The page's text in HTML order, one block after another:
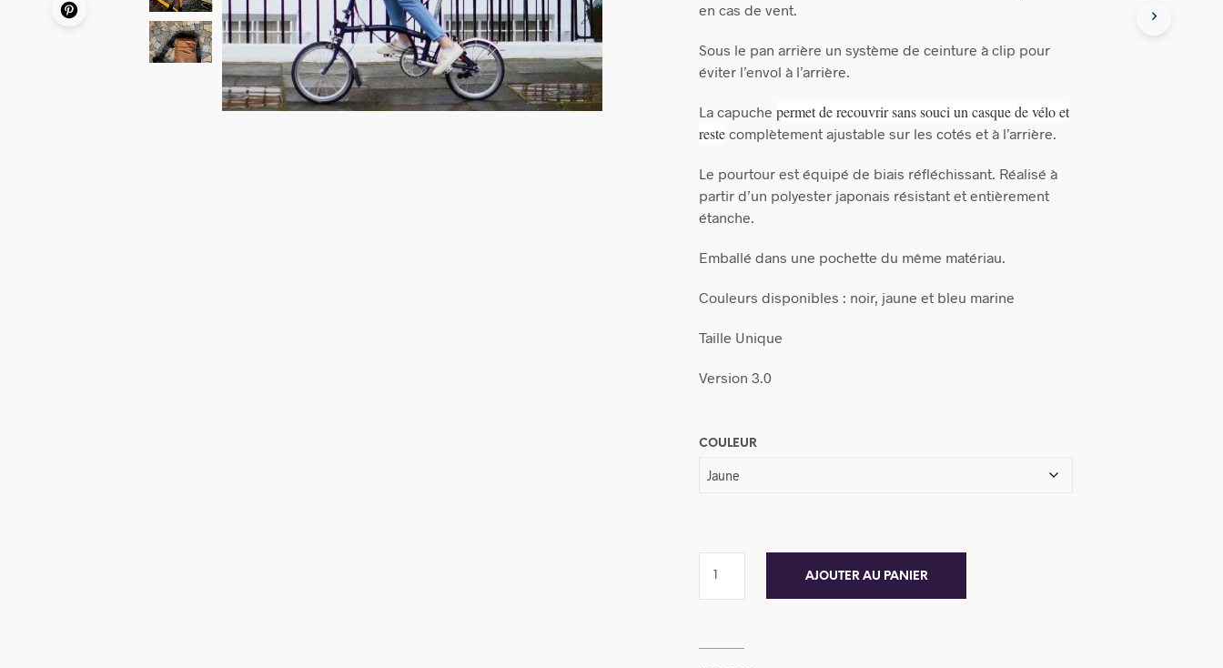
en cas de vent.
Sous le pan arrière un système de ceinture à clip pour
éviter l’envol à l’arrière.
La capuchepermet de recouvrir sans souci un casque de vélo et
reste complètement ajustable sur les cotés et à l’arrière.
Le pourtour est équipé de biais réfléchissant. Réalisé à
partir d’un polyester japonais résistant et entièrement
étanche.
Emballé dans une pochette du même matériau.
Couleurs disponibles : noir, jaune et bleu marine
Taille Unique
Version 3.0
COULEUR
AJOUTER AU PANIER